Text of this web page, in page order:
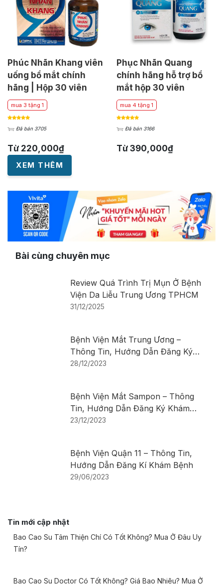
Phúc Nhãn Khang viên
uống bổ mắt chính
hãng | Hộp 30 viên
mua 3 tặng 1
Đã bán 3705
Từ 220,000₫
Phục Nhãn Quang
chính hãng hỗ trợ bổ
mắt hộp 30 viên
mua 4 tặng 1
Đã bán 3166
Từ 390,000₫
XEM THÊM
Bài cùng chuyên mục
Review Quá Trình Trị Mụn Ở Bệnh
Viện Da Liễu Trung Ương TPHCM
31/12/2025
Bệnh Viện Mắt Trung Ương –
Thông Tin, Hướng Dẫn Đăng Ký
Khám Bệnh
28/12/2023
Bệnh Viện Mắt Sampon – Thông
Tin, Hướng Dẫn Đăng Ký Khám
Bệnh
23/12/2023
Bệnh Viện Quận 11 – Thông Tin,
Hướng Dẫn Đăng Kí Khám Bệnh
29/06/2023
Tin mới cập nhật
Bao Cao Su Tâm Thiện Chí Có Tốt Không? Mua Ở Đâu Uy
Tín?
Bao Cao Su Doctor Có Tốt Không? Giá Bao Nhiêu? Mua Ở